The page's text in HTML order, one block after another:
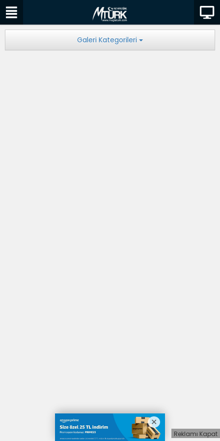
Galeri Kategorileri
Reklamı Kapat